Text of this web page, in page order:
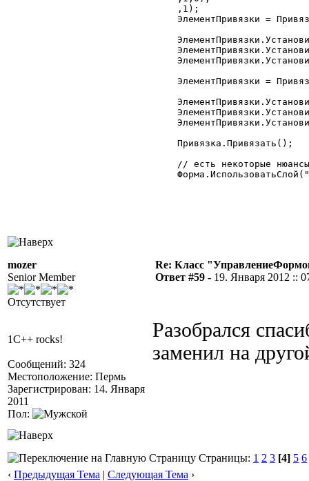
mozer
Senior Member
Отсутствует
1C++ rocks!
Сообщений: 324
Местоположение: Пермь
Зарегистрирован: 14. Января
2011
Пол:
Re: Класс
Ответ #59 - 19. Января 2012 ::
Разобрался
заменил на
Страницы: 1 2 3 [4] 5 6
‹ Предыдущая Тема | Следующая Тема ›